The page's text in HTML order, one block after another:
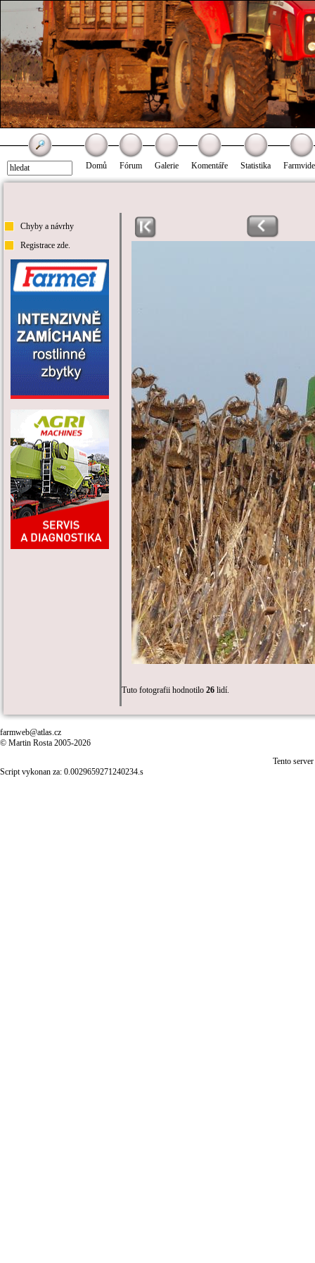
Domů Fórum Galerie Komentáře Statistika
Chyby a návrhy
Registrace zde.
Tuto fotografii hodnotilo 26 lidí.
farmweb@atlas.cz
© Martin Rosta 2005-2026
Tento
Script vykonan za: 0.0029659271240234.s